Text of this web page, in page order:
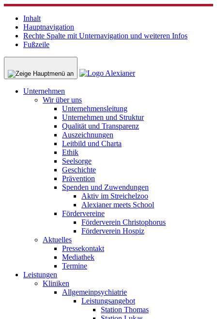
Inhalt
Hauptnavigation
Rechte Spalte mit Unternavigation und weiteren Infos
Fußzeile
Unternehmen
Wir über uns
Unternehmensleitung
Unternehmen und Struktur
Qualität und Transparenz
Auszeichnungen
Leitbild und Charta
Ethik
Seelsorge
Geschichte
Prävention
Spenden und Zuwendungen
Aktiv im Streichelzoo
Alexianer meets School
Fördervereine
Förderverein Christophorus
Förderverein Hospiz
Aktuelles
Pressekontakt
Mediathek
Termine
Leistungen
Kliniken
Allgemeinpsychiatrie
Leistungsangebot
Station Thomas